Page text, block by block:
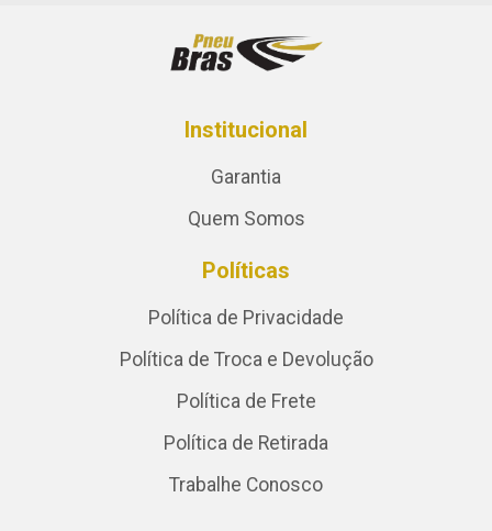
Institucional
Garantia
Quem Somos
Políticas
Política de Privacidade
Política de Troca e Devolução
Política de Frete
Política de Retirada
Trabalhe Conosco